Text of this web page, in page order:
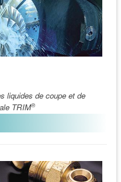
liquides de coupe et de
TRIM®